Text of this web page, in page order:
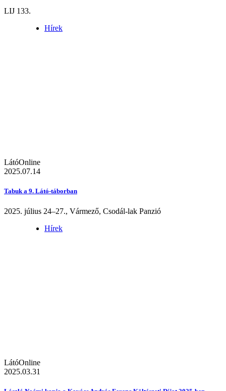
LIJ 133.
Hírek
LátóOnline
2025.07.14
Tabuk a 9. Látó-táborban
2025. július 24–27., Vármező, Csodál-lak Panzió
Hírek
LátóOnline
2025.03.31